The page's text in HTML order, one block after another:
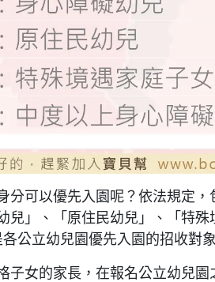
分可以優先入園呢？依法規定，
兒」、「原住民幼兒」、「特
公立幼兒園優先入園的招收對象
子女的家長，在報名公立幼兒